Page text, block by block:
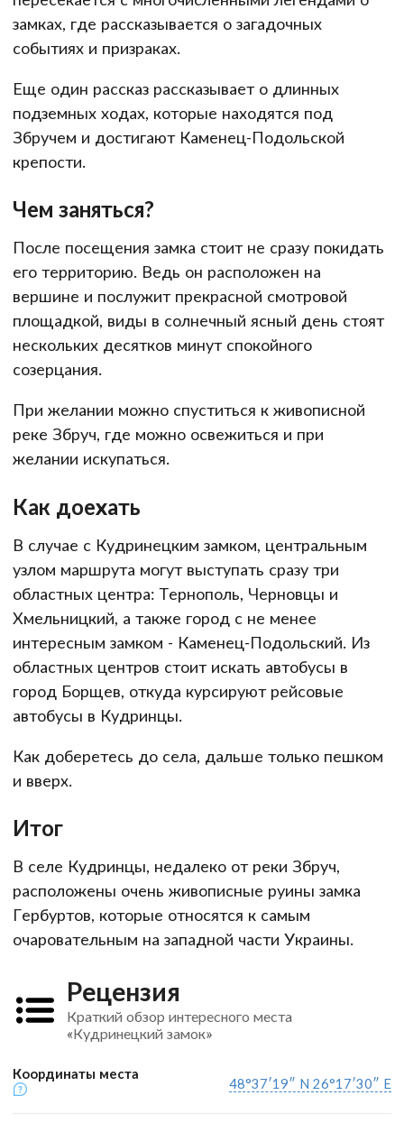
замках, где рассказывается о загадочных
событиях и призраках.
Еще один рассказ рассказывает о длинных
подземных ходах, которые находятся под
Збручем и достигают Каменец-Подольской
крепости.
Чем заняться?
После посещения замка стоит не сразу покидать
его территорию. Ведь он расположен на
вершине и послужит прекрасной смотровой
площадкой, виды в солнечный ясный день стоят
нескольких десятков минут спокойного
созерцания.
При желании можно спуститься к живописной
реке Збруч, где можно освежиться и при
желании искупаться.
Как доехать
В случае с Кудринецким замком, центральным
узлом маршрута могут выступать сразу три
областных центра: Тернополь, Черновцы и
Хмельницкий, а также город с не менее
интересным замком - Каменец-Подольский. Из
областных центров стоит искать автобусы в
город Борщев, откуда курсируют рейсовые
автобусы в Кудринцы.
Как доберетесь до села, дальше только пешком
и вверх.
Итог
В селе Кудринцы, недалеко от реки Збруч,
расположены очень живописные руины замка
Гербуртов, которые относятся к самым
очаровательным на западной части Украины.
Рецензия
Краткий обзор интересного места
«Кудринецкий замок»
Координаты места
48°37′19″ N 26°17′30″ E